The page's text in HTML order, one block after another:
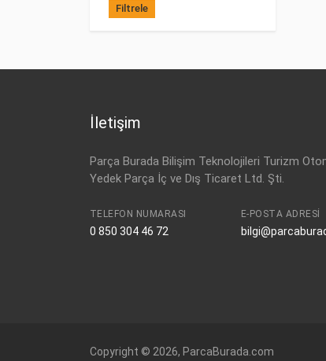
Filtrele
İletişim
Parça Burada Bilişim Teknolojileri Turizm
Yedek Parça İç ve Dış Ticaret Ltd. Şti.
TELEFON NUMARASI
0 850 304 46 72
E-POSTA ADRESI
Copyright © 2026, ParcaBurada.com